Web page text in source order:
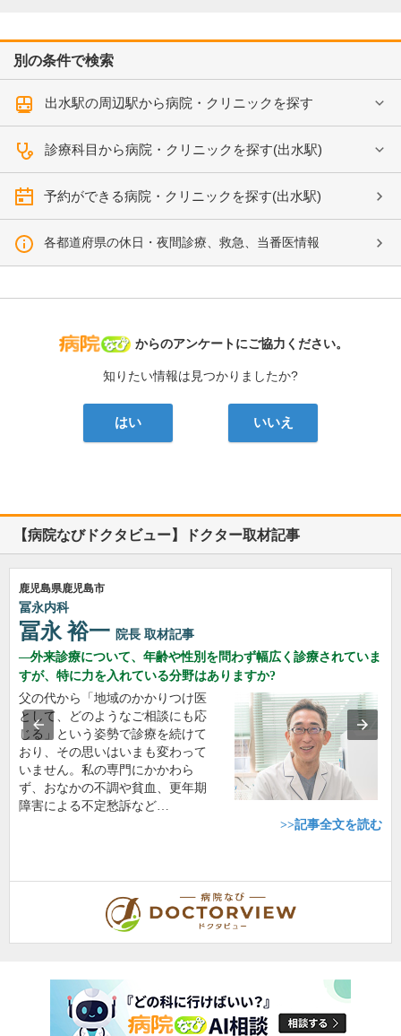
別の条件で検索
出水駅の周辺駅から病院・クリニックを探す
診療科目から病院・クリニックを探す(出水駅)
予約ができる病院・クリニックを探す(出水駅)
各都道府県の休日・夜間診療、救急、当番医情報
病院なび
からのアンケートにご協力ください。
知りたい情報は見つかりましたか?
はい いいえ
【病院なびドクタビュー】ドクター取材記事
鹿児島県鹿児島市
冨永内科
冨永 裕一 院長 取材記事
外来診療について、年齢や性別を問わず幅広く診療されていま
すが、特に力を入れている分野はありますか?
父の代から「地域のかかりつけ医
として、どのようなご相談にも応
じる」という姿勢で診療を続けて
おり、その思いはいまも変わって
いません。私の専門にかかわら
ず、おなかの不調や貧血、更年期
障害による不定愁訴など…
>>記事全文を読む